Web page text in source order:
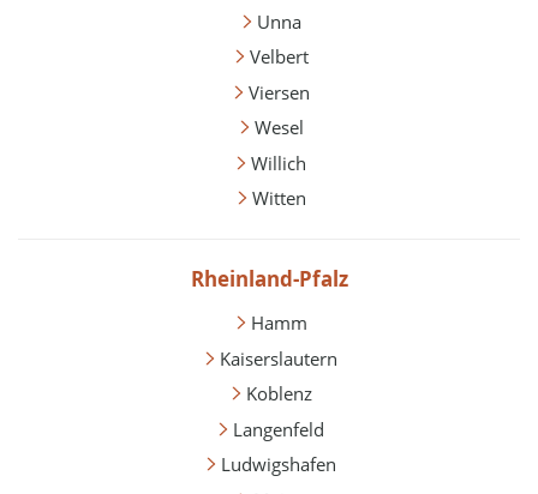
Unna
Velbert
Viersen
Wesel
Willich
Witten
Rheinland-Pfalz
Hamm
Kaiserslautern
Koblenz
Langenfeld
Ludwigshafen